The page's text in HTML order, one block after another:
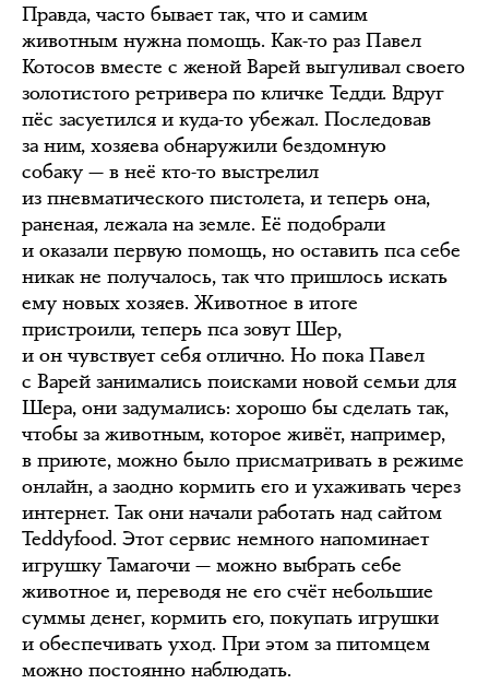
Правда, часто бывает так, что и самим
животным нужна помощь. Как-то раз Павел
Котосов вместе с женой Варей выгуливал своего
золотистого ретривера по кличке Тедди. Вдруг
пёс засуетился и куда-то убежал. Последовав
за ним, хозяева обнаружили бездомную
собаку — в неё кто-то выстрелил
из пневматического пистолета, и теперь она,
раненая, лежала на земле. Её подобрали
и оказали первую помощь, но оставить пса себе
никак не получалось, так что пришлось искать
ему новых хозяев. Животное в итоге
пристроили, теперь пса зовут Шер,
и он чувствует себя отлично. Но пока Павел
с Варей занимались поисками новой семьи для
Шера, они задумались: хорошо бы сделать так,
чтобы за животным, которое живёт, например,
в приюте, можно было присматривать в режиме
онлайн, а заодно кормить его и ухаживать через
интернет. Так они начали работать над сайтом
Teddyfood. Этот сервис немного напоминает
игрушку Тамагочи — можно выбрать себе
животное и, переводя не его счёт небольшие
суммы денег, кормить его, покупать игрушки
и обеспечивать уход. При этом за питомцем
можно постоянно наблюдать.